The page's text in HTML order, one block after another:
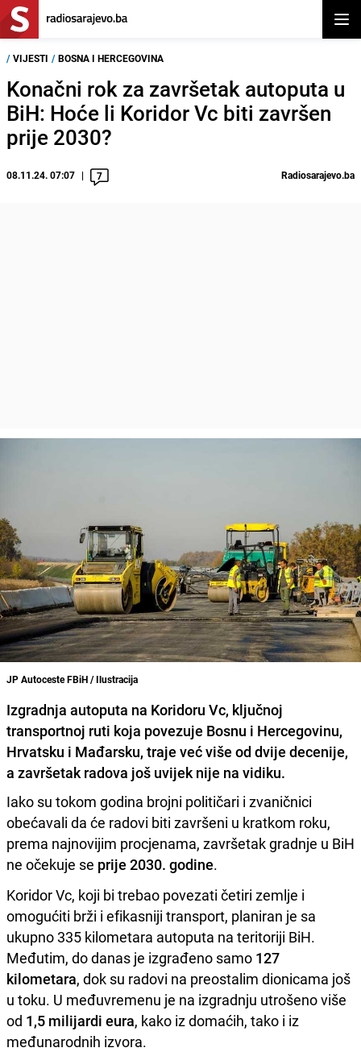
/ VIJESTI / BOSNA I HERCEGOVINA
Konačni rok za završetak autoputa u
BiH: Hoće li Koridor Vc biti završen
prije 2030?
08.11.24. 07:07 7 Radiosarajevo.ba
JP Autoceste FBiH / Ilustracija
Izgradnja autoputa na Koridoru Vc, ključnoj
transportnoj ruti koja povezuje Bosnu i Hercegovinu,
Hrvatsku i Mađarsku, traje već više od dvije decenije,
a završetak radova još uvijek nije na vidiku.
Iako su tokom godina brojni političari i zvaničnici
obećavali da će radovi biti završeni u kratkom roku,
prema najnovijim procjenama, završetak gradnje u BiH
ne očekuje se prije 2030. godine.
Koridor Vc, koji bi trebao povezati četiri zemlje i
omogućiti brži i efikasniji transport, planiran je sa
ukupno 335 kilometara autoputa na teritoriji BiH.
Međutim, do danas je izgrađeno samo 127
kilometara, dok su radovi na preostalim dionicama još
u toku. U međuvremenu je na izgradnju utrošeno više
od 1,5 milijardi eura, kako iz domaćih, tako i iz
međunarodnih izvora.